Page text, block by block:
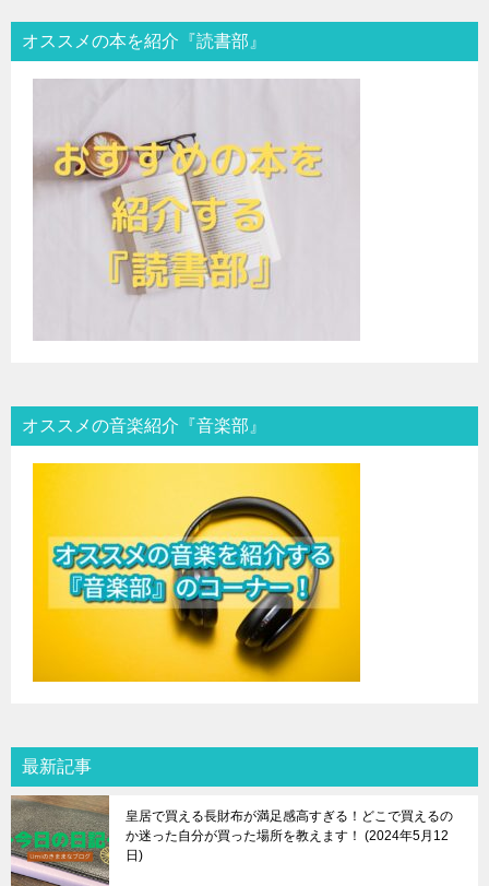
オススメの本を紹介『読書部』
オススメの音楽紹介『音楽部』
最新記事
皇居で買える長財布が満足感高すぎる！どこで買えるの
か迷った自分が買った場所を教えます！
2024年5月12
日